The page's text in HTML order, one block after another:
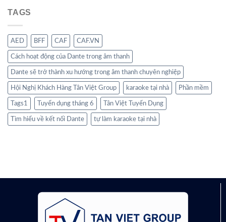
TAGS
AED BFF CAF CAF.VN
Cách hoạt động của Dante trong âm thanh
Dante sẽ trở thành xu hướng trong âm thanh chuyên nghiệp
Hội Nghị Khách Hàng Tân Việt Group karaoke tại nhà Phần mềm
Tags1 Tuyển dụng tháng 6 Tân Việt Tuyển Dụng
Tìm hiểu về kết nối Dante tự làm karaoke tại nhà